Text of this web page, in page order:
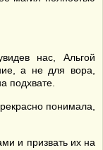
нас, Альгой
а не для вора,
подхвате.
понимала,
и призвать их на